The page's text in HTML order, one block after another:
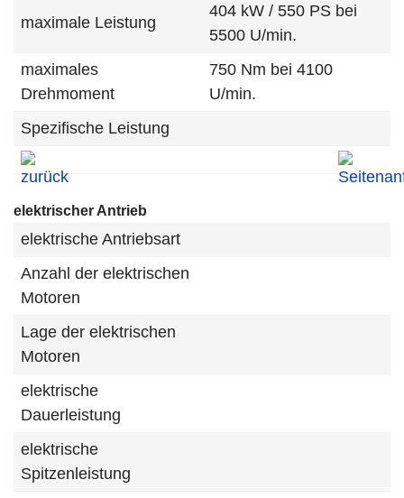
maximale Leistung
404 kW / 550 PS bei
5500 U/min.
maximales
Drehmoment
750 Nm bei 4100
U/min.
Spezifische Leistung
elektrischer Antrieb
elektrische Antriebsart
Anzahl der elektrischen
Motoren
Lage der elektrischen
Motoren
elektrische
Dauerleistung
elektrische
Spitzenleistung